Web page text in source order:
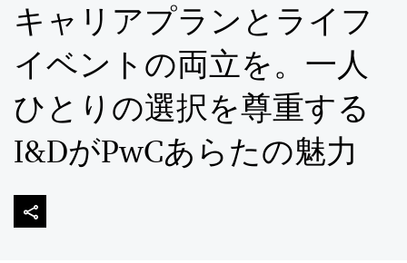
キャリアプランとライフ
イベントの両立を。一人
ひとりの選択を尊重する
I&DがPwCあらたの魅力